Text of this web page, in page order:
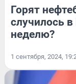
Горят
случилось
неделю?
1 сентября, 2024,